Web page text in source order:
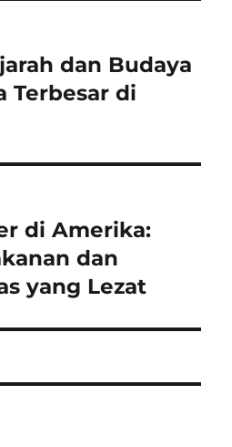
dan Budaya
Terbesar di
di Amerika:
dan
yang Lezat